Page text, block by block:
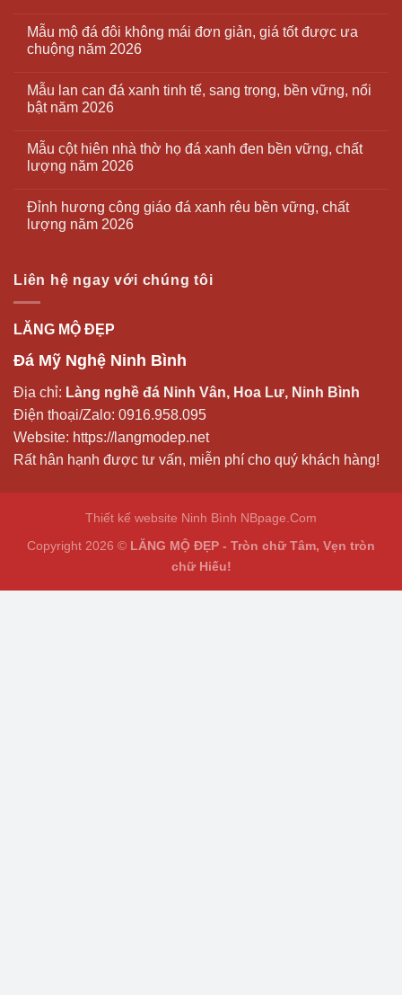
Mẫu mộ đá đôi không mái đơn giản, giá tốt được ưa
chuộng năm 2026
Mẫu lan can đá xanh tinh tế, sang trọng, bền vững, nổi
bật năm 2026
Mẫu cột hiên nhà thờ họ đá xanh đen bền vững, chất
lượng năm 2026
Đỉnh hương công giáo đá xanh rêu bền vững, chất
lượng năm 2026
Liên hệ ngay với chúng tôi
LĂNG MỘ ĐẸP
Đá Mỹ Nghệ Ninh Bình
Địa chỉ: Làng nghề đá Ninh Vân, Hoa Lư, Ninh Bình
Điện thoại/Zalo: 0916.958.095
Website: https://langmodep.net
Rất hân hạnh được tư vấn, miễn phí cho quý khách hàng!
Thiết kế website Ninh Bình NBpage.Com
Copyright 2026 © LĂNG MỘ ĐẸP - Tròn chữ Tâm, Vẹn tròn
chữ Hiếu!